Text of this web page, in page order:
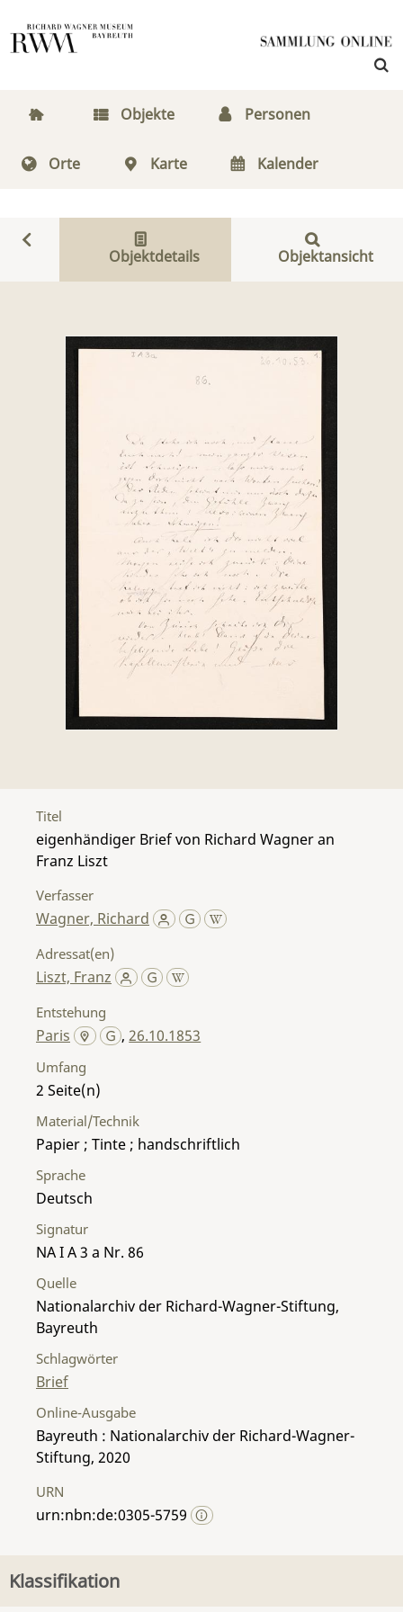
Objekte Personen
Orte Karte Kalender
Objektdetails Objektansicht
Titel
eigenhändiger Brief von Richard Wagner an
Franz Liszt
Verfasser
Wagner, Richard
Adressat(en)
Liszt, Franz
Entstehung
Paris ,26.10.1853
Umfang
2
Material/Technik
Papier ; Tinte ; handschriftlich
Sprache
Deutsch
Signatur
NA I A 3 a Nr. 86
Quelle
Nationalarchiv der Richard-Wagner-Stiftung,
Bayreuth
Schlagwörter
Brief
Online-Ausgabe
Bayreuth : Nationalarchiv der Richard-Wagner-
Stiftung, 2020
URN
urn:nbn:de:0305-5759
Klassifikation